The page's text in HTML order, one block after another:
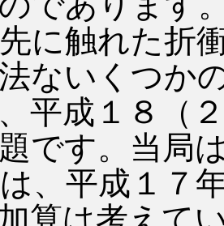
に触れた折
ないくつか
平成１８（
です。当局
、平成１７